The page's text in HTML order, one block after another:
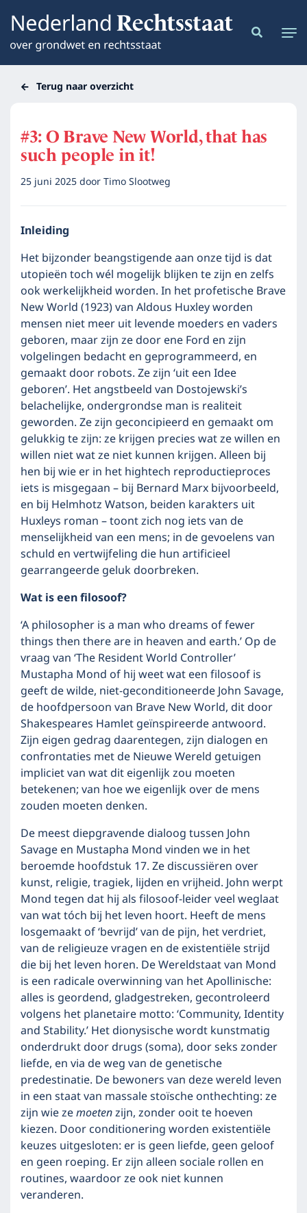
Terug naar overzicht
#3: O Brave New World, that has
such people in it!
25 juni 2025doorTimo Slootweg
Inleiding
Het bijzonder beangstigende aan onze tijd is dat
utopieën toch wél mogelijk blijken te zijn en zelfs
ook werkelijkheid worden. In het profetische Brave
New World (1923) van Aldous Huxley worden
mensen niet meer uit levende moeders en vaders
geboren, maar zijn ze door ene Ford en zijn
volgelingen bedacht en geprogrammeerd, en
gemaakt door robots. Ze zijn ‘uit een Idee
geboren’. Het angstbeeld van Dostojewski’s
belachelijke, ondergrondse man is realiteit
geworden. Ze zijn geconcipieerd en gemaakt om
gelukkig te zijn: ze krijgen precies wat ze willen en
willen niet wat ze niet kunnen krijgen. Alleen bij
hen bij wie er in het hightech reproductieproces
iets is misgegaan – bij Bernard Marx bijvoorbeeld,
en bij Helmhotz Watson, beiden karakters uit
Huxleys roman – toont zich nog iets van de
menselijkheid van een mens; in de gevoelens van
schuld en vertwijfeling die hun artificieel
gearrangeerde geluk doorbreken.
Wat is een filosoof?
‘A philosopher is a man who dreams of fewer
things then there are in heaven and earth.’ Op de
vraag van ‘The Resident World Controller’
Mustapha Mond of hij weet wat een filosoof is
geeft de wilde, niet-geconditioneerde John Savage,
de hoofdpersoon van Brave New World, dit door
Shakespeares Hamlet geïnspireerde antwoord.
Zijn eigen gedrag daarentegen, zijn dialogen en
confrontaties met de Nieuwe Wereld getuigen
impliciet van wat dit eigenlijk zou moeten
betekenen; van hoe we eigenlijk over de mens
zouden moeten denken.
De meest diepgravende dialoog tussen John
Savage en Mustapha Mond vinden we in het
beroemde hoofdstuk 17. Ze discussiëren over
kunst, religie, tragiek, lijden en vrijheid. John werpt
Mond tegen dat hij als filosoof-leider veel weglaat
van wat tóch bij het leven hoort. Heeft de mens
losgemaakt of ‘bevrijd’ van de pijn, het verdriet,
van de religieuze vragen en de existentiële strijd
die bij het leven horen. De Wereldstaat van Mond
is een radicale overwinning van het Apollinische:
alles is geordend, gladgestreken, gecontroleerd
volgens het planetaire motto: ‘Community, Identity
and Stability.’ Het dionysische wordt kunstmatig
onderdrukt door drugs (soma), door seks zonder
liefde, en via de weg van de genetische
predestinatie. De bewoners van deze wereld leven
in een staat van massale stoïsche onthechting: ze
zijn wie zemoetenzijn, zonder ooit te hoeven
kiezen. Door conditionering worden existentiële
keuzes uitgesloten: er is geen liefde, geen geloof
en geen roeping. Er zijn alleen sociale rollen en
routines, waardoor ze ook niet kunnen
veranderen.